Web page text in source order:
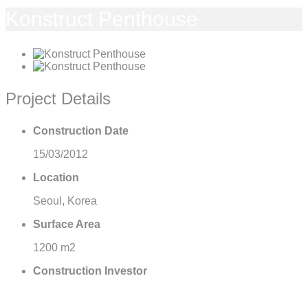
Project Details
Construction Date
15/03/2012
Location
Seoul, Korea
Surface Area
1200 m2
Construction Investor